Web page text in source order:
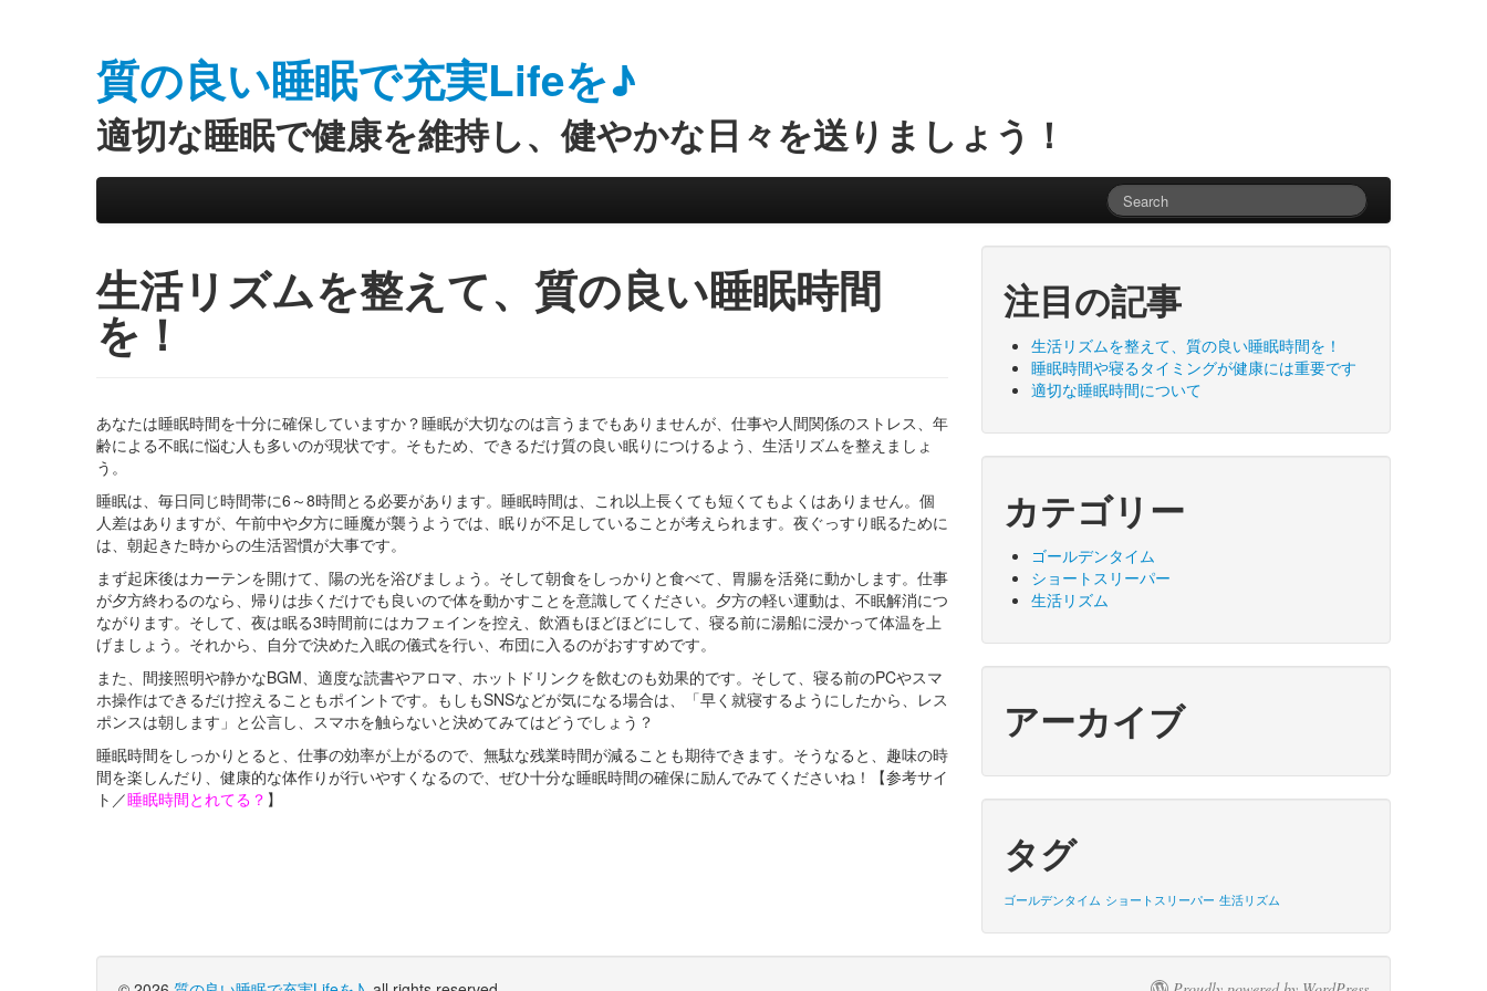
質の良い睡眠で充実Lifeを♪
適切な睡眠で健康を維持し、健やかな日々を送りましょう！
Main menu
生活リズムを整えて、質の良い睡眠時間
を！
あなたは睡眠時間を十分に確保していますか？睡眠が大切なのは言うまでもありませんが、仕事や人間関係のストレス、年
齢による不眠に悩む人も多いのが現状です。そもため、できるだけ質の良い眠りにつけるよう、生活リズムを整えましょ
う。
睡眠は、毎日同じ時間帯に6～8時間とる必要があります。睡眠時間は、これ以上長くても短くてもよくはありません。個
人差はありますが、午前中や夕方に睡魔が襲うようでは、眠りが不足していることが考えられます。夜ぐっすり眠るために
は、朝起きた時からの生活習慣が大事です。
まず起床後はカーテンを開けて、陽の光を浴びましょう。そして朝食をしっかりと食べて、胃腸を活発に動かします。仕事
が夕方終わるのなら、帰りは歩くだけでも良いので体を動かすことを意識してください。夕方の軽い運動は、不眠解消につ
ながります。そして、夜は眠る3時間前にはカフェインを控え、飲酒もほどほどにして、寝る前に湯船に浸かって体温を上
げましょう。それから、自分で決めた入眠の儀式を行い、布団に入るのがおすすめです。
また、間接照明や静かなBGM、適度な読書やアロマ、ホットドリンクを飲むのも効果的です。そして、寝る前のPCやスマ
ホ操作はできるだけ控えることもポイントです。もしもSNSなどが気になる場合は、「早く就寝するようにしたから、レス
ポンスは朝します」と公言し、スマホを触らないと決めてみてはどうでしょう？
睡眠時間をしっかりとると、仕事の効率が上がるので、無駄な残業時間が減ることも期待できます。そうなると、趣味の時
間を楽しんだり、健康的な体作りが行いやすくなるので、ぜひ十分な睡眠時間の確保に励んでみてくださいね！【参考サイ
ト／睡眠時間とれてる？ 】
注目の記事
生活リズムを整えて、質の良い睡眠時間を！
睡眠時間や寝るタイミングが健康には重要です
適切な睡眠時間について
カテゴリー
ゴールデンタイム
ショートスリーパー
生活リズム
アーカイブ
タグ
ゴールデンタイム ショートスリーパー 生活リズム